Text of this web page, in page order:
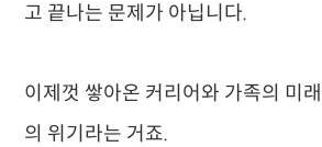
고 끝나는 문제가 아닙니다.
이제껏 쌓아온 커리어와 가족의 미
의 위기라는 거죠.